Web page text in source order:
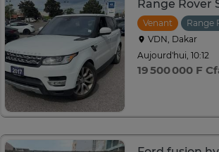
Range Rover
Venant Range
VDN, Dakar
Aujourd'hui, 10:12
19 500 000 F